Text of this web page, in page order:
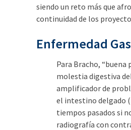
siendo un reto más que
continuidad de los
Enfermedad
Para Bracho,
molestia digestiva
amplificador de
el intestino delgado
tiempos pasados si
radiografía con